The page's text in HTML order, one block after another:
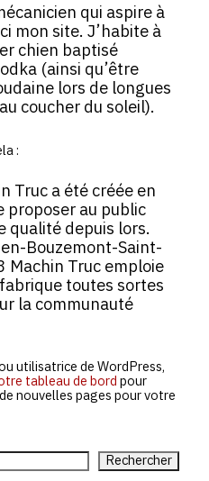
qui aspire à
mon site. J’habite à
chien baptisé
(ainsi qu’être
lors de longues
coucher du soleil).
:
Truc a été créée en
proposer au public
qualité depuis lors.
Bouzemont-Saint-
Machin Truc emploie
toutes sortes
la communauté
utilisatrice de WordPress,
tableau de bordpour
nouvelles pages pour votre
Rechercher